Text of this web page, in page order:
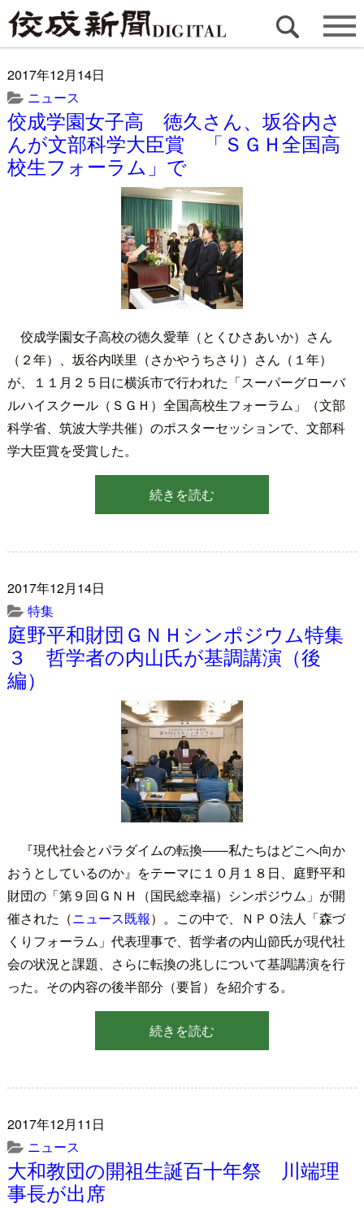
2017年12月14日
ニュース
佼成学園女子高 徳久さん、坂谷内さ
んが文部科学大臣賞 「ＳＧＨ全国高
校生フォーラム」で
佼成学園女子高校の徳久愛華（とくひさあいか）さん
（２年）、坂谷内咲里（さかやうちさり）さん（１年）
が、１１月２５日に横浜市で行われた「スーパーグローバ
ルハイスクール（ＳＧＨ）全国高校生フォーラム」（文部
科学省、筑波大学共催）のポスターセッションで、文部科
学大臣賞を受賞した。
続きを読む
2017年12月14日
特集
庭野平和財団ＧＮＨシンポジウム特集
３ 哲学者の内山氏が基調講演（後
編）
『現代社会とパラダイムの転換――私たちはどこへ向か
おうとしているのか』をテーマに１０月１８日、庭野平和
財団の「第９回ＧＮＨ（国民総幸福）シンポジウム」が開
催された（ニュース既報）。この中で、ＮＰＯ法人「森づ
くりフォーラム」代表理事で、哲学者の内山節氏が現代社
会の状況と課題、さらに転換の兆しについて基調講演を行
った。その内容の後半部分（要旨）を紹介する。
続きを読む
2017年12月11日
ニュース
大和教団の開祖生誕百十年祭 川端理
事長が出席